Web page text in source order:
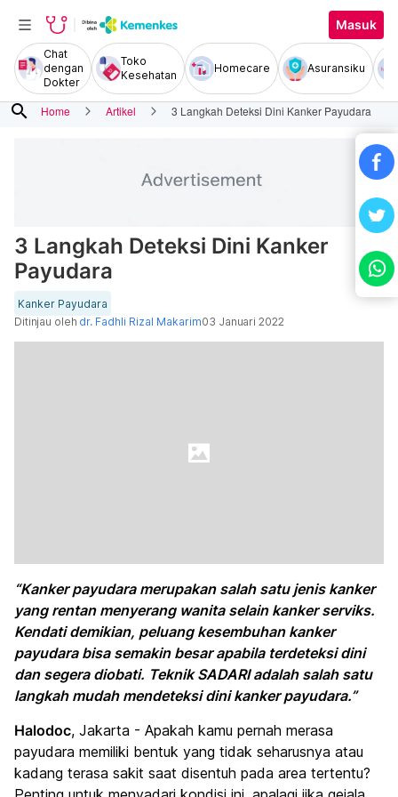
Masuk
Chat
dengan
Dokter
Toko
Kesehatan
Homecare Asuransiku
search Home Artikel 3 Langkah Deteksi Dini Kanker Payudara
3 Langkah Deteksi Dini Kanker
Payudara
Kanker Payudara
Ditinjau oleh dr. Fadhli Rizal Makarim03 Januari 2022
“Kanker payudara merupakan salah satu jenis kanker
yang rentan menyerang wanita selain kanker serviks.
Kendati demikian, peluang kesembuhan kanker
payudara bisa semakin besar apabila terdeteksi dini
dan segera diobati. Teknik SADARI adalah salah satu
langkah mudah mendeteksi dini kanker payudara.”
Halodoc, Jakarta - Apakah kamu pernah merasa
payudara memiliki bentuk yang tidak seharusnya atau
kadang terasa sakit saat disentuh pada area tertentu?